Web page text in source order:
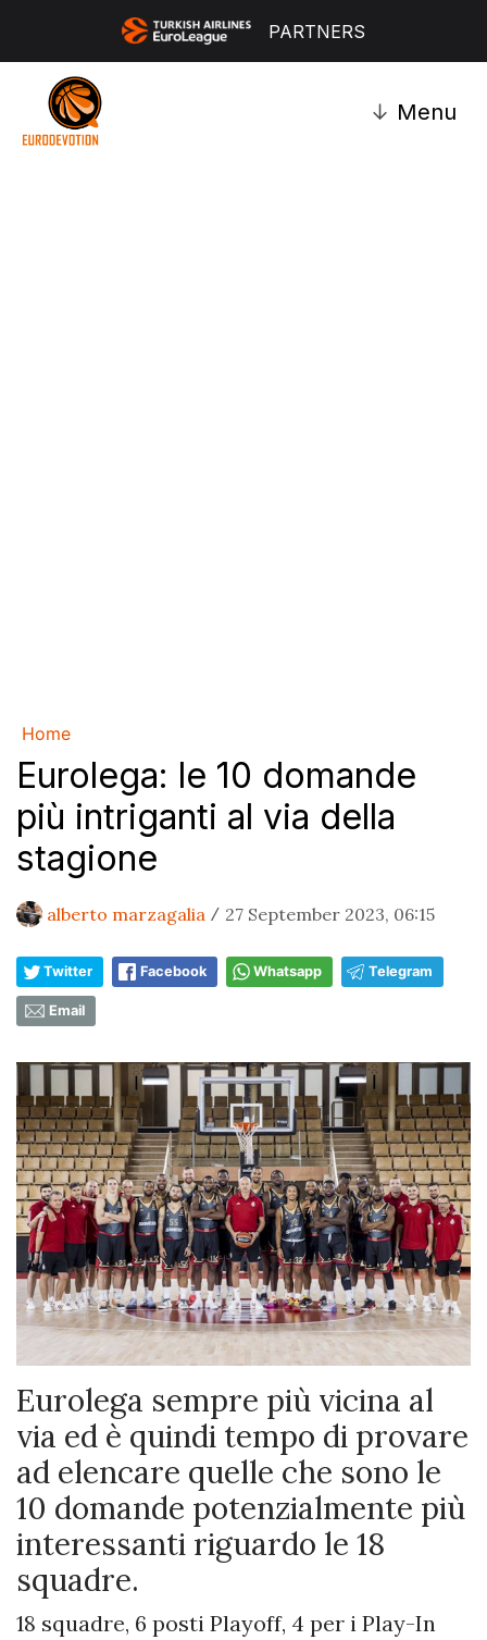
PARTNERS
↓ Menu
Home
Eurolega: le 10 domande
più intriganti al via della
stagione
alberto marzagalia / 27 September 2023, 06:15
Twitter Facebook Whatsapp Telegram
Email
Eurolega sempre più vicina al
via ed è quindi tempo di provare
ad elencare quelle che sono le
10 domande potenzialmente più
interessanti riguardo le 18
squadre.
18 squadre, 6 posti Playoff, 4 per i Play-In